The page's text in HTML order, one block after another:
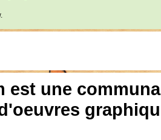
est une